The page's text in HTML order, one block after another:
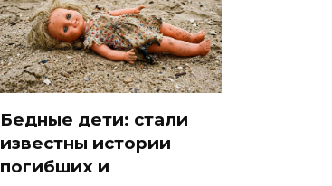
Бедные дети: стали
известны истории
погибших и